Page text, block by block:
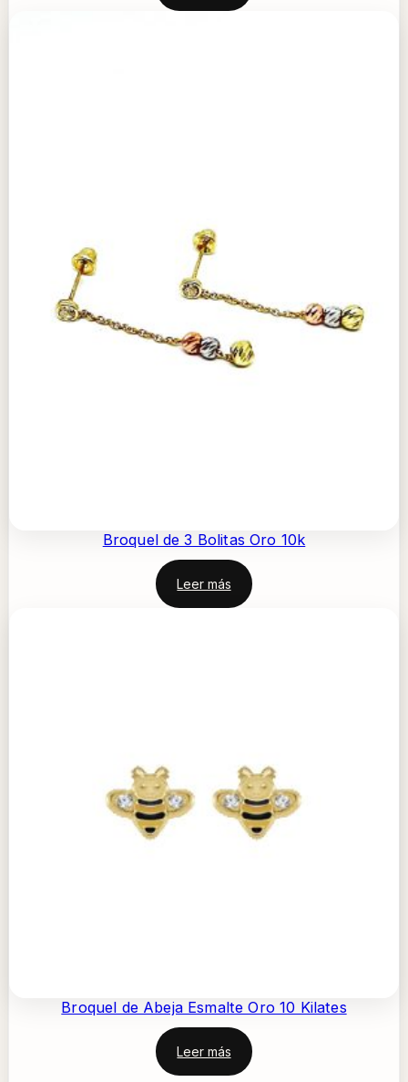
Broquel de 3 Bolitas Oro 10k
Leer más
Broquel de Abeja Esmalte Oro 10 Kilates
Leer más